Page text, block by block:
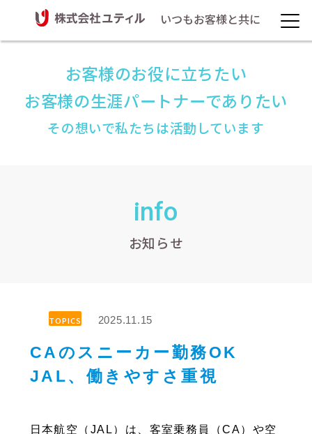
いつもお客様と共に
お客様のお役に立ちたい
お客様の生涯パートナーでありたい
その想いで私たちは活動しています
info
お知らせ
TOPICS 2025.11.15
CAのスニーカー勤務OK
JAL、働きやすさ重視
日本航空（JAL）は、客室乗務員（CA）や空